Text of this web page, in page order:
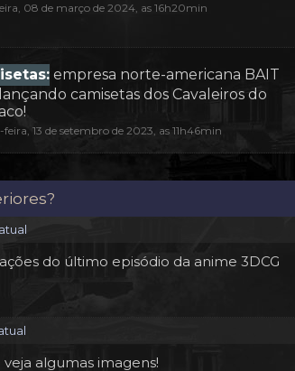
08 de março de 2024, as 16h20min
empresa norte-americana BAIT
camisetas dos Cavaleiros do
13 de setembro de 2023, as 11h46min
do último episódio da anime 3DCG
algumas imagens!